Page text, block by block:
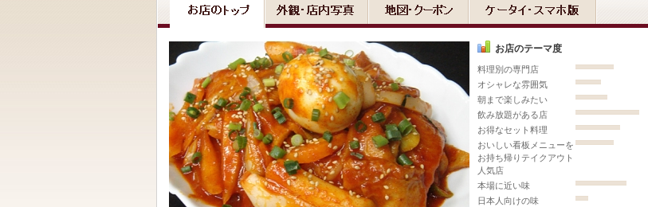
お店のテーマ度
料理別の専門店
オシャレな雰囲気
朝まで楽しみたい
飲み放題がある店
お得なセット料理
おいしい看板メニューを
お持ち帰りテイクアウト
人気店
本場に近い味
日本人向けの味